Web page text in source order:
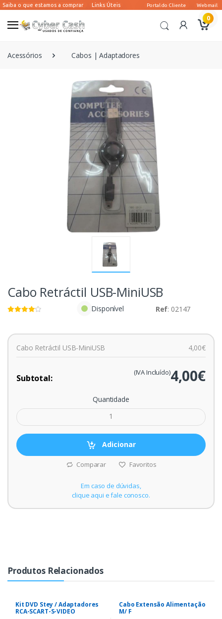
0
Acessórios Cabos | Adaptadores
Cabo Retráctil USB-MiniUSB
Disponível Ref: 02147
Cabo Retráctil USB-MiniUSB 4,00€
Subtotal: 4,00€
(IVA Incluído)
Quantidade
Adicionar
Comparar Favoritos
Em caso de dúvidas,
clique aqui e fale conosco.
Produtos Relacionados
Kit DVD Stey / Adaptadores
RCA-SCART-S-VIDEO
Cabo Extensão Alimentação
M/ F